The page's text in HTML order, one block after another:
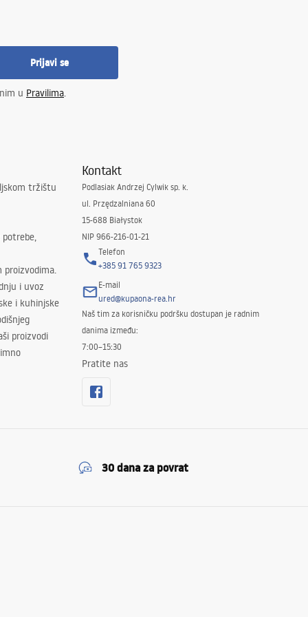
Prijavi se
u Pravilima.
tržištu
potrebe,
i uvoz
i kuhinjske
proizvodi
Kontakt
Podlasiak Andrzej Cylwik sp. k.
ul. Przędzalniana 60
15-688 Białystok
NIP 966-216-01-21
Telefon
+385 91 765 9323
E-mail
ured@kupaona-rea.hr
Naš tim za korisničku podršku dostupan je radnim
danima između:
7:00–15:30
Pratite nas
30 dana za povrat